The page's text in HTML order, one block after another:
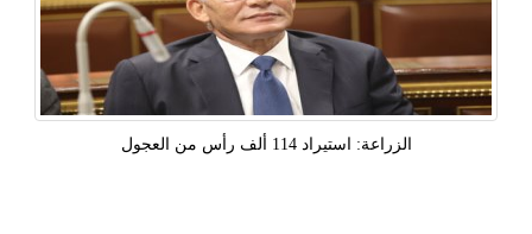
الزراعة: استيراد 114 ألف رأس من العجول